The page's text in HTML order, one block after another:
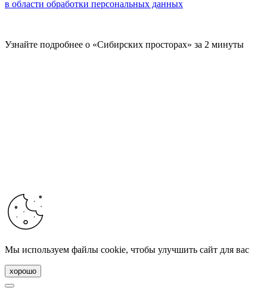
в области обработки персональных данных
Узнайте подробнее о «Сибирских просторах» за 2 минуты
Мы используем файлы cookie, чтобы улучшить сайт для вас
хорошо